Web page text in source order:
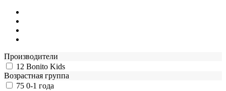
Производители
12 Bonito Kids
Возрастная группа
75 0-1 года